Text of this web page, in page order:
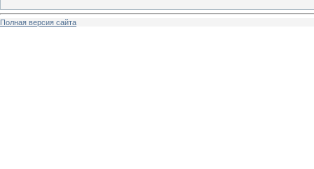
Полная версия сайта